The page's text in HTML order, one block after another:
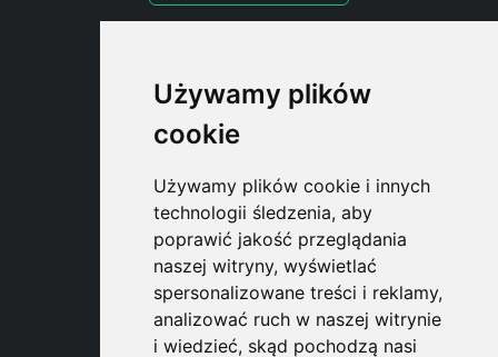
Używamy plików
cookie
Używamy plików cookie i innych
technologii śledzenia, aby
poprawić jakość przeglądania
naszej witryny, wyświetlać
spersonalizowane treści i reklamy,
analizować ruch w naszej witrynie
i wiedzieć, skąd pochodzą nasi
SHOP B2B
TAYLOR MADE ORDERS
DROPSHIPPING
USER
SUBSCRIBE
ZALOGUJ
CART